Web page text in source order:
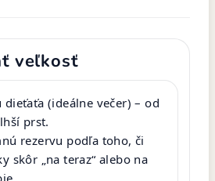
veľkosť
(ideálne večer) – od
prst.
rezervu podľa toho, či
skôr „na teraz“ alebo na